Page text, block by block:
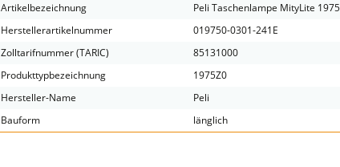
Artikelbezeichnung
Peli Taschenlampe MityLite
Herstellerartikelnummer
019750-0301-241E
Zolltarifnummer (TARIC)
85131000
Produkttypbezeichnung
1975Z0
Hersteller-Name
Peli
Bauform
länglich